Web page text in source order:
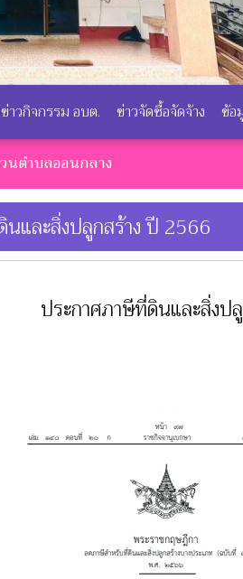
ข่าวกิจกรรม อบต. ข่าวจัดซื้อจัดจ้าง ข้อ
กลาง วิ
และสิ่งปลูกสร้าง ปี 2566
ประกาศภาษีที่ดินและสิ่งป